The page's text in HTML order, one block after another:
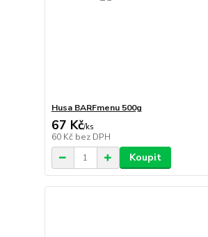
Husa BARFmenu 500g
67 Kč/ks
60 Kč bez DPH
Koupit